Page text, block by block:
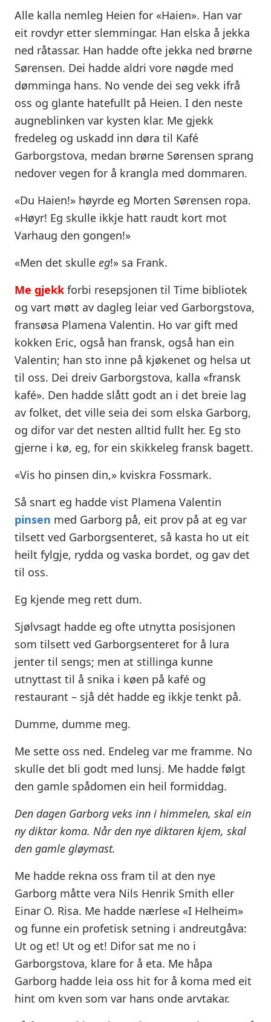
Alle kalla nemleg Heien for «Haien». Han var
eit rovdyr etter slemmingar. Han elska å jekka
ned råtassar. Han hadde ofte jekka ned brørne
Sørensen. Dei hadde aldri vore nøgde med
dømminga hans. No vende dei seg vekk ifrå
oss og glante hatefullt på Heien. I den neste
augneblinken var kysten klar. Me gjekk
fredeleg og uskadd inn døra til Kafé
Garborgstova, medan brørne Sørensen sprang
nedover vegen for å krangla med dommaren.
«Du Haien!» høyrde eg Morten Sørensen ropa.
«Høyr! Eg skulle ikkje hatt raudt kort mot
Varhaug den gongen!»
«Men det skulle eg!» sa Frank.
Me gjekk forbi resepsjonen til Time bibliotek
og vart møtt av dagleg leiar ved Garborgstova,
fransøsa Plamena Valentin. Ho var gift med
kokken Eric, også han fransk, også han ein
Valentin; han sto inne på kjøkenet og helsa ut
til oss. Dei dreiv Garborgstova, kalla «fransk
kafé». Den hadde slått godt an i det breie lag
av folket, det ville seia dei som elska Garborg,
og difor var det nesten alltid fullt her. Eg sto
gjerne i kø, eg, for ein skikkeleg fransk bagett.
«Vis ho pinsen din,» kviskra Fossmark.
Så snart eg hadde vist Plamena Valentin
pinsen med Garborg på, eit prov på at eg var
tilsett ved Garborgsenteret, så kasta ho ut eit
heilt fylgje, rydda og vaska bordet, og gav det
til oss.
Eg kjende meg rett dum.
Sjølvsagt hadde eg ofte utnytta posisjonen
som tilsett ved Garborgsenteret for å lura
jenter til sengs; men at stillinga kunne
utnyttast til å snika i køen på kafé og
restaurant – sjå dét hadde eg ikkje tenkt på.
Dumme, dumme meg.
Me sette oss ned. Endeleg var me framme. No
skulle det bli godt med lunsj. Me hadde følgt
den gamle spådomen ein heil formiddag.
Den dagen Garborg veks inn i himmelen, skal ein
ny diktar koma. Når den nye diktaren kjem, skal
den gamle gløymast.
Me hadde rekna oss fram til at den nye
Garborg måtte vera Nils Henrik Smith eller
Einar O. Risa. Me hadde nærlese «I Helheim»
og funne ein profetisk setning i andreutgåva:
Ut og et! Ut og et! Difor sat me no i
Garborgstova, klare for å eta. Me håpa
Garborg hadde leia oss hit for å koma med eit
hint om kven som var hans onde arvtakar.